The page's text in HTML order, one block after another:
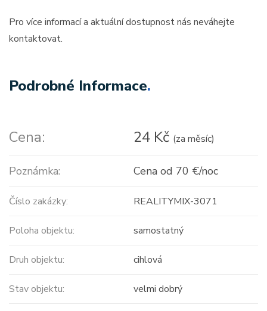
Pro více informací a aktuální dostupnost nás neváhejte
kontaktovat.
Podrobné Informace.
Cena: 24 Kč (za měsíc)
Poznámka: Cena od 70 €/noc
Číslo zakázky: REALITYMIX-3071
Poloha objektu: samostatný
Druh objektu: cihlová
Stav objektu: velmi dobrý